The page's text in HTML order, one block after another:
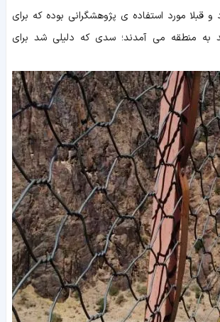
قبلا مورد استفاده ی پژوهشگرانی بوده که برای
به منطقه می آمدند؛ سدی که دلیلی شد برای